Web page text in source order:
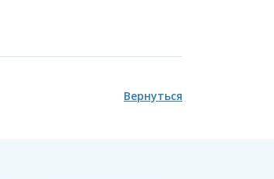
Вернуться